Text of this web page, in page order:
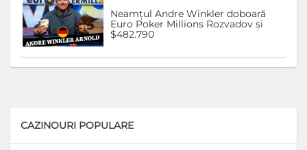
Neamțul Andre Winkler doboară
Euro Poker Millions Rozvadov și
$482.790
CAZINOURI POPULARE